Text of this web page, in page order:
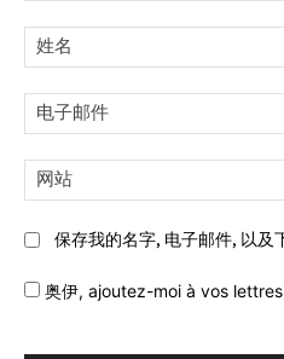
论:
保存我的名字, 电子邮件, 以及
奥伊, ajoutez-moi à vos